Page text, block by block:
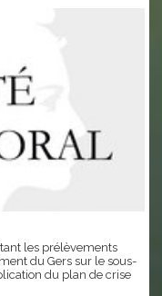
les prélèvements
du Gers sur le sous-
du plan de crise